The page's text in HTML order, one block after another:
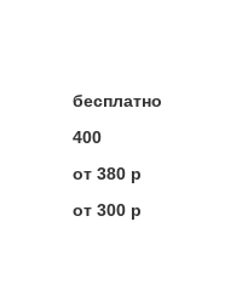
бесплатно
400
от 380 р
от 300 р